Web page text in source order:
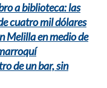
a biblioteca: las
cuatro mil dólares
Melilla en medio de
de un bar, sin